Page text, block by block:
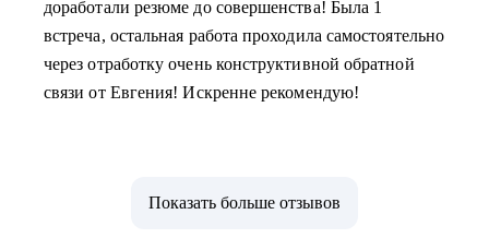
доработали резюме до совершенства! Была 1
встреча, остальная работа проходила самостоятельно
через отработку очень конструктивной обратной
связи от Евгения! Искренне рекомендую!
Показать больше отзывов